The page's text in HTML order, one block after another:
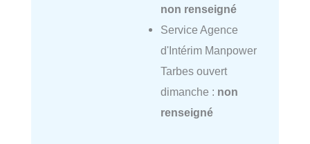
non renseigné
Service Agence
d'Intérim Manpower
Tarbes ouvert
dimanche : non
renseigné